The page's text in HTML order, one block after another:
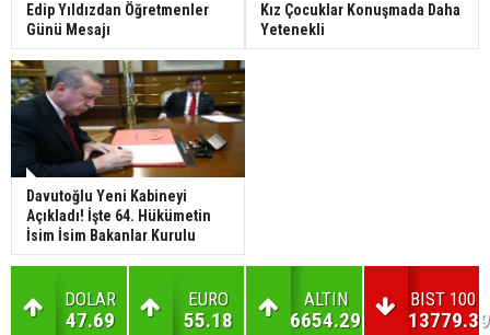
Edip Yıldızdan Öğretmenler
Günü Mesajı
Kız Çocuklar Konuşmada Daha
Yetenekli
Davutoğlu Yeni Kabineyi
Açıkladı! İşte 64. Hükümetin
İsim İsim Bakanlar Kurulu
DOLAR
47.69
EURO
55.18
ALTIN
6654.29
BIST 100
13779.39